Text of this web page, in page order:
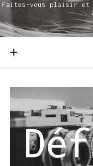
Faites-vous plaisir et